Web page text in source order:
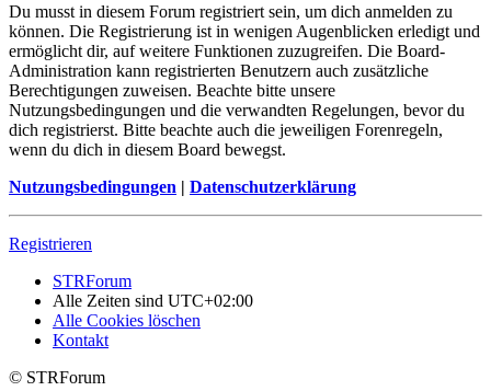
Du musst in diesem Forum registriert sein, um dich anmelden zu
können. Die Registrierung ist in wenigen Augenblicken erledigt und
ermöglicht dir, auf weitere Funktionen zuzugreifen. Die Board-
Administration kann registrierten Benutzern auch zusätzliche
Berechtigungen zuweisen. Beachte bitte unsere
Nutzungsbedingungen und die verwandten Regelungen, bevor du
dich registrierst. Bitte beachte auch die jeweiligen Forenregeln,
wenn du dich in diesem Board bewegst.
Nutzungsbedingungen | Datenschutzerklärung
Registrieren
STRForum
Alle Zeiten sind UTC+02:00
Alle Cookies löschen
Kontakt
© STRForum